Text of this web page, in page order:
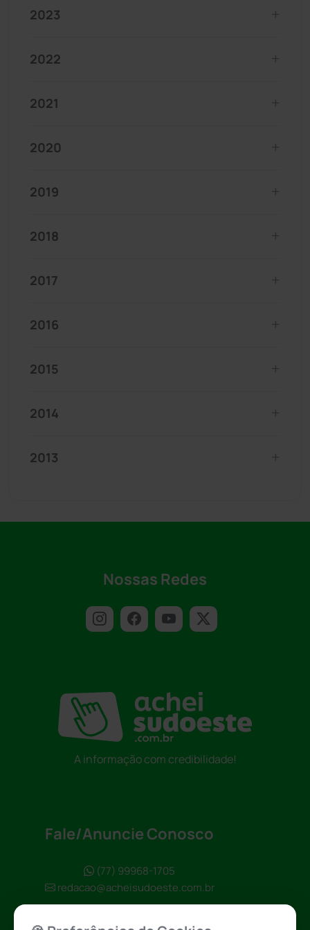
2023
2022
2021
2020
2019
2018
2017
2016
2015
2014
2013
Nossas Redes
A informação com credibilidade!
Fale/Anuncie Conosco
(77) 99968-1705
redacao@acheisudoeste.com.br